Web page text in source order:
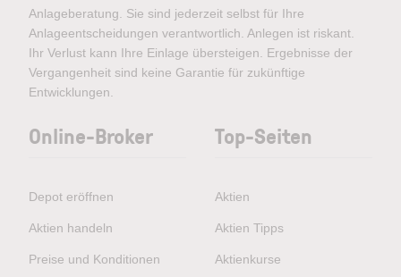
Anlageberatung. Sie sind jederzeit selbst für Ihre
Anlageentscheidungen verantwortlich. Anlegen ist riskant.
Ihr Verlust kann Ihre Einlage übersteigen. Ergebnisse der
Vergangenheit sind keine Garantie für zukünftige
Entwicklungen.
Online-Broker
Depot eröffnen
Aktien handeln
Preise und Konditionen
Top-Seiten
Aktien
Aktien Tipps
Aktienkurse